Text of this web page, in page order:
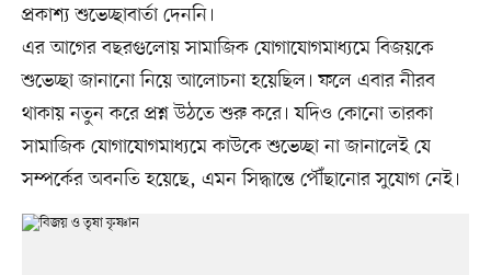
প্রকাশ্য শুভেচ্ছাবার্তা দেননি।
এর আগের বছরগুলোয় সামাজিক যোগাযোগমাধ্যমে বিজয়কে
শুভেচ্ছা জানানো নিয়ে আলোচনা হয়েছিল। ফলে এবার নীরব
থাকায় নতুন করে প্রশ্ন উঠতে শুরু করে। যদিও কোনো তারকা
সামাজিক যোগাযোগমাধ্যমে কাউকে শুভেচ্ছা না জানালেই যে
সম্পর্কের অবনতি হয়েছে, এমন সিদ্ধান্তে পৌঁছানোর সুযোগ নেই।